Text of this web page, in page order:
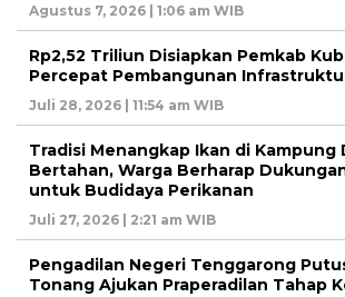
Agustus 7, 2026 | 1:06 am WIB
Rp2,52 Triliun Disiapkan Pemkab
Percepat Pembangunan
Juli 28, 2026 | 11:54 am WIB
Tradisi Menangkap Ikan di Kampung
Bertahan, Warga Berharap
untuk Budidaya Perikanan
Juli 27, 2026 | 2:21 am WIB
Pengadilan Negeri Tenggarong
Tonang Ajukan Praperadilan Tahap